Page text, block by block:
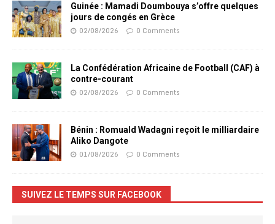
Guinée : Mamadi Doumbouya s’offre quelques
jours de congés en Grèce
02/08/2026 0 Comments
La Confédération Africaine de Football (CAF) à
contre-courant
02/08/2026 0 Comments
Bénin : Romuald Wadagni reçoit le milliardaire
Aliko Dangote
01/08/2026 0 Comments
SUIVEZ LE TEMPS SUR FACEBOOK